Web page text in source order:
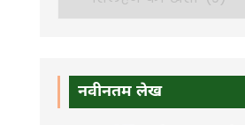
नवीनतम लेख